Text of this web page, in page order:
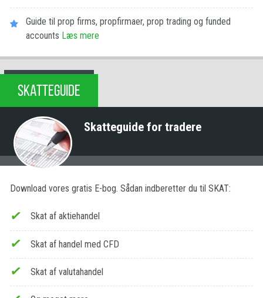
Guide til prop firms, propfirmaer, prop trading og funded
accounts Læs mere
SKATTEGUIDE
Skatteguide for tradere
Download vores gratis E-bog. Sådan indberetter du til SKAT:
Skat af aktiehandel
Skat af handel med CFD
Skat af valutahandel